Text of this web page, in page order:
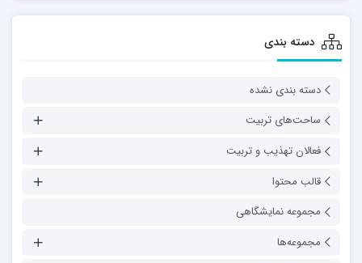
دسته بندی
دسته بندی نشده
ساحت‌های تربیت
فعالان تهذیب و تربیت
قالب محتوا
مجموعه نمایشگاهی
مجموعه‌ها